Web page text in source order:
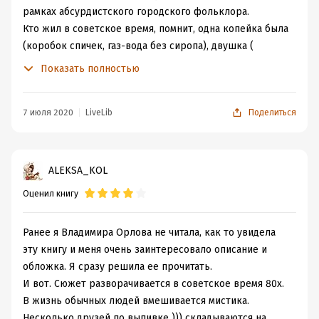
рамках абсурдистского городского фольклора.
Кто жил в советское время, помнит, одна копейка была
(коробок спичек, газ-вода без сиропа), двушка (
позвонить), трехкопеечная (газировка с сиропом,
Так вот вбросила в одно обсуждение свои четыре
впервые встречаю в книге, которую вперемешку
читаю и слушаю. И все стало вдруг понятно мне. Книга
называется
"Аптекарь"
Есть истории, которые с тобой всегда. Таковы
большинство культовых книг, вроде"Лолиты",
"Мастера и Маргариты"или твоих собственных - как
"Унесенные ветром"у матери героев"Богача, Бедняка"
Ирвина Шоу. Помните, эту книгу она читала все время:
Показать полностью
7 июля 2020 LiveLib Поделиться
ALEKSA_KOL
Оценил книгу
Ранее я Владимира Орлова не читала, как то увидела
эту книгу и меня очень заинтересовало описание и
обложка. Я сразу решила ее прочитать.
И вот. Сюжет разворачивается в советское время 80х.
В жизнь обычных людей вмешивается мистика.